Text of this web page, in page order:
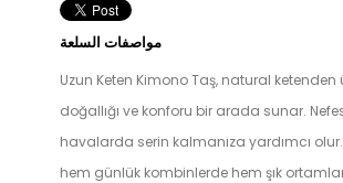
مواصفات السلعة
Uzun Keten Kimono Taş, natural
doğallığı ve konforu bir arada sunar.
havalarda serin kalmanıza yardımcı
hem günlük kombinlerde hem şık